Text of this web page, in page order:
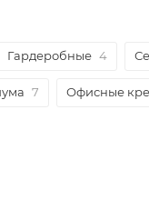
Гардеробные 4
7 Офисные